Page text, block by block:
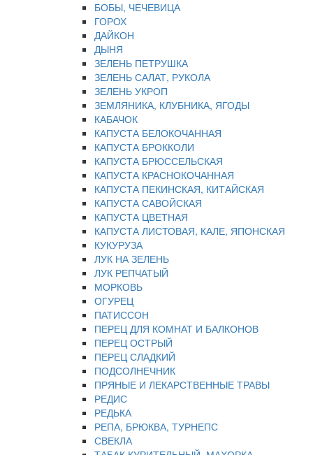
БОБЫ, ЧЕЧЕВИЦА
ГОРОХ
ДАЙКОН
ДЫНЯ
ЗЕЛЕНЬ ПЕТРУШКА
ЗЕЛЕНЬ САЛАТ, РУКОЛА
ЗЕЛЕНЬ УКРОП
ЗЕМЛЯНИКА, КЛУБНИКА, ЯГОДЫ
КАБАЧОК
КАПУСТА БЕЛОКОЧАННАЯ
КАПУСТА БРОККОЛИ
КАПУСТА БРЮССЕЛЬСКАЯ
КАПУСТА КРАСНОКОЧАННАЯ
КАПУСТА ПЕКИНСКАЯ, КИТАЙСКАЯ
КАПУСТА САВОЙСКАЯ
КАПУСТА ЦВЕТНАЯ
КАПУСТА ЛИСТОВАЯ, КАЛЕ, ЯПОНСКАЯ
КУКУРУЗА
ЛУК НА ЗЕЛЕНЬ
ЛУК РЕПЧАТЫЙ
МОРКОВЬ
ОГУРЕЦ
ПАТИССОН
ПЕРЕЦ ДЛЯ КОМНАТ И БАЛКОНОВ
ПЕРЕЦ ОСТРЫЙ
ПЕРЕЦ СЛАДКИЙ
ПОДСОЛНЕЧНИК
ПРЯНЫЕ И ЛЕКАРСТВЕННЫЕ ТРАВЫ
РЕДИС
РЕДЬКА
РЕПА, БРЮКВА, ТУРНЕПС
СВЕКЛА